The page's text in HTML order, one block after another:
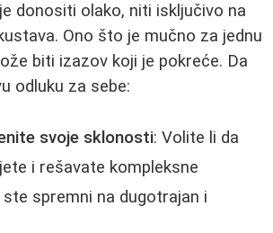
donositi olako, niti isključivo na
Ono što je mučno za jednu
biti izazov koji je pokreće. Da
odluku za sebe:
svoje sklonosti: Volite li da
i rešavate kompleksne
spremni na dugotrajan i